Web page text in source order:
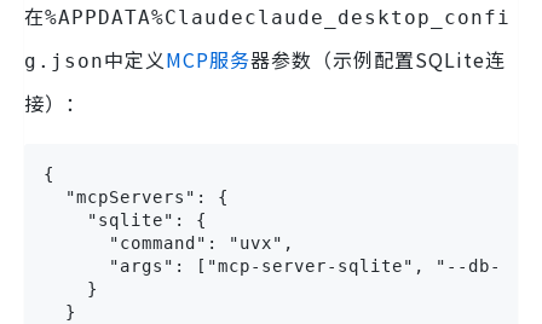
在%APPDATA%Claudeclaude_desktop_confi
g.json中定义MCP服务器参数（示例配置SQLite连
接）：
{
  "mcpServers": {
    "sqlite": {
      "command": "uvx",
"args": ["mcp-server-sqlite", "--db-
    }
  }